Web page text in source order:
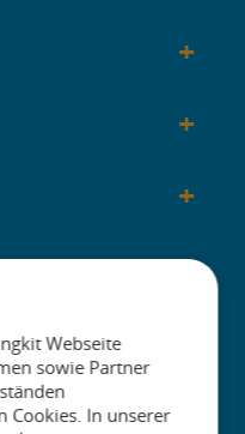
Sell
+
+
+
+
Webseite
sowie Partner
Cookies. In unserer